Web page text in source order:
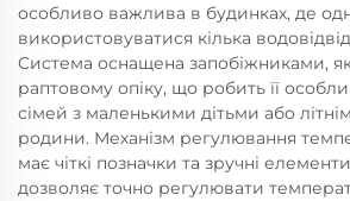
особливо важлива в будинках, де
використовуватися кілька
Система оснащена запобіжниками,
раптовому опіку, що робить її
сімей з маленькими дітьми або
родини. Механізм регулювання
має чіткі позначки та зручні
дозволяє точно регулювати